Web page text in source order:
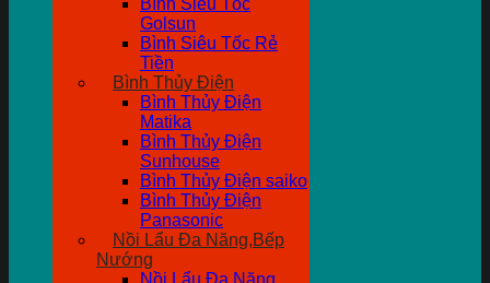
Bình Siêu Tốc
Golsun
Bình Siêu Tốc Rẻ
Tiền
Bình Thủy Điện
Bình Thủy Điện
Matika
Bình Thủy Điện
Sunhouse
Bình Thủy Điện saiko
Bình Thủy Điện
Panasonic
Nồi Lẩu Đa Năng,Bếp
Nướng
Nồi Lẩu Đa Năng